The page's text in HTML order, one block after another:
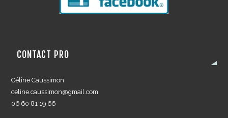
CONTACT PRO
Céline Caussimon
celine.caussimon@gmail.com
06 60 81 19 66